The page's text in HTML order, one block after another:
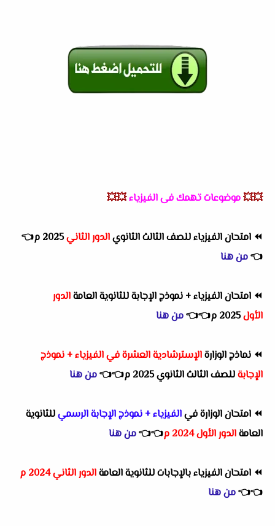
💥💥موضوعات تهمك فى الفيزياء💥💥
⏪ امتحان الفيزياء للصف الثالث الثانويالدور الثاني2025 م👈
👈من هنا
⏪ امتحان الفيزياء + نموذج الإجابة للثانوية العامةالدور
الأول2025 م👈 👈من هنا
⏪ نماذج الوزارةالإسترشادية العشرة في الفيزياء + نموذج
الإجابةللصف الثالث الثانوي 2025 م👈 👈من هنا
⏪ امتحان الوزارة فيالفيزياء + نموذج الإجابة الرسميللثانوية
العامةالدور الأول 2024 م 👈
👈من هنا
⏪ امتحان الفيزياء بالإجابات للثانوية العامةالدور الثاني 2024 م
👈
👈من هنا